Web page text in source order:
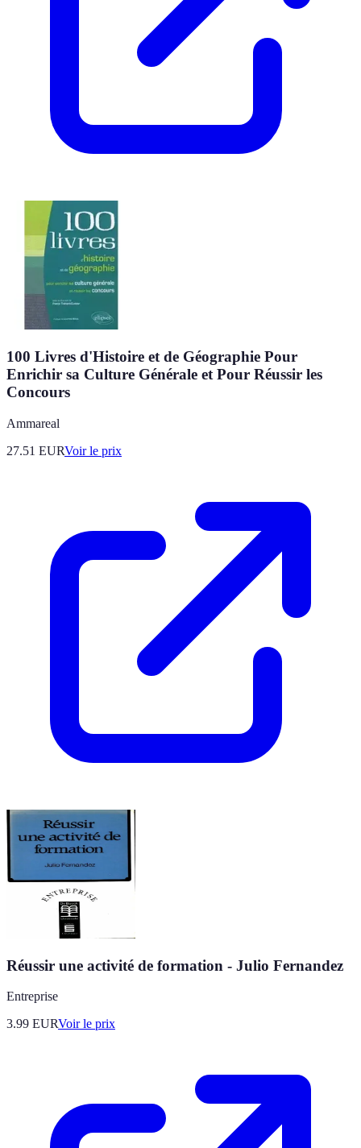
100 Livres d'Histoire et de Géographie Pour
Enrichir sa Culture Générale et Pour Réussir les
Concours
Ammareal
27.51 EURVoir le prix
Réussir une activité de formation - Julio Fernandez
Entreprise
3.99 EURVoir le prix